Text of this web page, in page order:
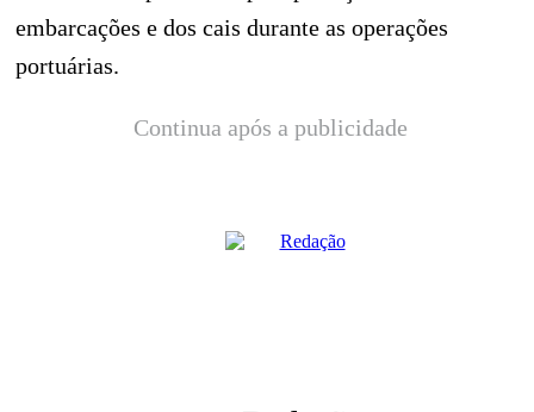
embarcações e dos cais durante as operações
portuárias.
Continua após a publicidade